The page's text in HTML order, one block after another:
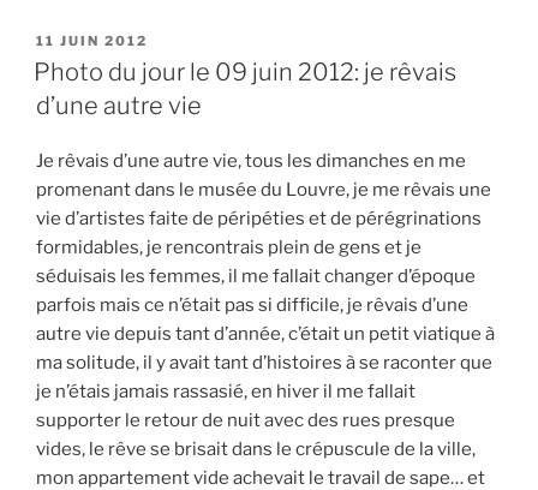
PUBLIÉ
LE
11 JUIN 2012
Photo du jour le 09 juin 2012: je rêvais
d’une autre vie
Je rêvais d’une autre vie, tous les dimanches en me
promenant dans le musée du Louvre, je me rêvais une
vie d’artistes faite de péripéties et de pérégrinations
formidables, je rencontrais plein de gens et je
séduisais les femmes, il me fallait changer d’époque
parfois mais ce n’était pas si difficile, je rêvais d’une
autre vie depuis tant d’année, c’était un petit viatique à
ma solitude, il y avait tant d’histoires à se raconter que
je n’étais jamais rassasié, en hiver il me fallait
supporter le retour de nuit avec des rues presque
vides, le rêve se brisait dans le crépuscule de la ville,
mon appartement vide achevait le travail de sape… et